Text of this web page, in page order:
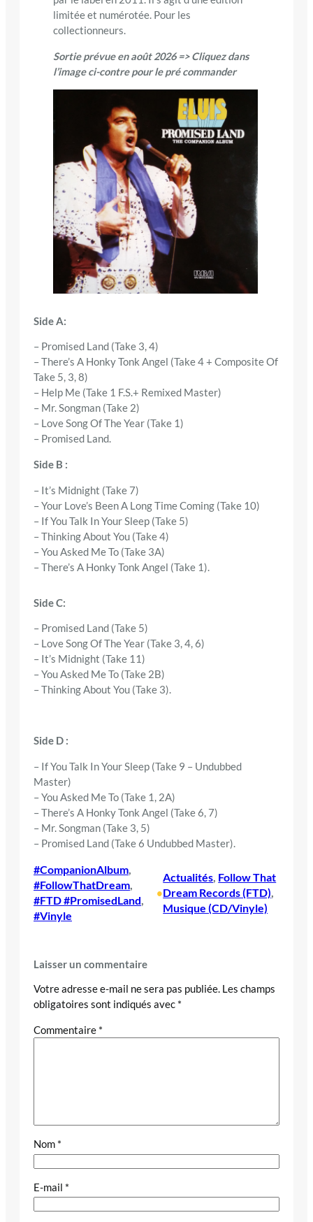
limitée et numérotée. Pour les
collectionneurs.
Sortie prévue en août 2026 => Cliquez dans
l’image ci-contre pour le pré commander
Side A:
– Promised Land (Take 3, 4)
– There’s A Honky Tonk Angel (Take 4 + Composite Of
Take 5, 3, 8)
– Help Me (Take 1 F.S.+ Remixed Master)
– Mr. Songman (Take 2)
– Love Song Of The Year (Take 1)
– Promised Land.
Side B :
– It’s Midnight (Take 7)
– Your Love’s Been A Long Time Coming (Take 10)
– If You Talk In Your Sleep (Take 5)
– Thinking About You (Take 4)
– You Asked Me To (Take 3A)
– There’s A Honky Tonk Angel (Take 1).
Side C:
– Promised Land (Take 5)
– Love Song Of The Year (Take 3, 4, 6)
– It’s Midnight (Take 11)
– You Asked Me To (Take 2B)
– Thinking About You (Take 3).
Side D :
– If You Talk In Your Sleep (Take 9 – Undubbed
Master)
– You Asked Me To (Take 1, 2A)
– There’s A Honky Tonk Angel (Take 6, 7)
– Mr. Songman (Take 3, 5)
– Promised Land (Take 6 Undubbed Master).
#CompanionAlbum
#FollowThatDream
#FTD #PromisedLand
#Vinyle
•
Actualités Follow That
Dream Records (FTD)
Musique (CD/Vinyle)
Laisser un commentaire
Votre adresse e-mail ne sera pas publiée. Les champs
obligatoires sont indiqués avec *
Commentaire *
Nom *
E-mail *